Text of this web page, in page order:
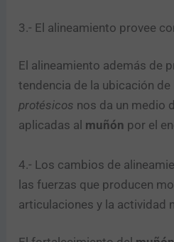
3.- El alineamiento provee
El alineamiento además de
tendencia de la ubicación
protésicos nos da un medio
aplicadas al muñón por el
4.- Los cambios de
las fuerzas que producen
articulaciones y la actividad